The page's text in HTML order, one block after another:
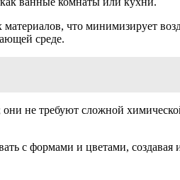
что минимизирует
среде.
не требуют сложной
с формами и цветами,